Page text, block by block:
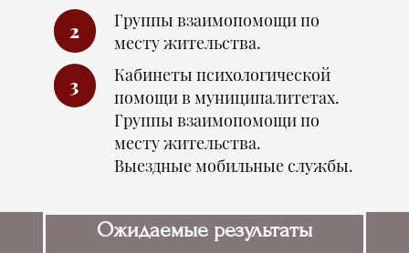
2
Группы взаимопомощи по
месту жительства.
3
Кабинеты психологической
помощи в муниципалитетах.
Группы взаимопомощи по
месту жительства.
Выездные мобильные службы.
Ожидаемые результаты